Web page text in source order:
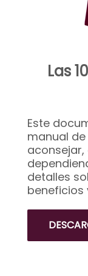
Las
Este
manual
detalles
beneficios